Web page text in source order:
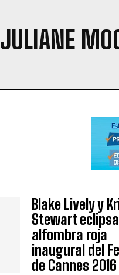
JULIANE
Blake Lively y
Stewart
alfombra roja
inaugural del
de Cannes 2016